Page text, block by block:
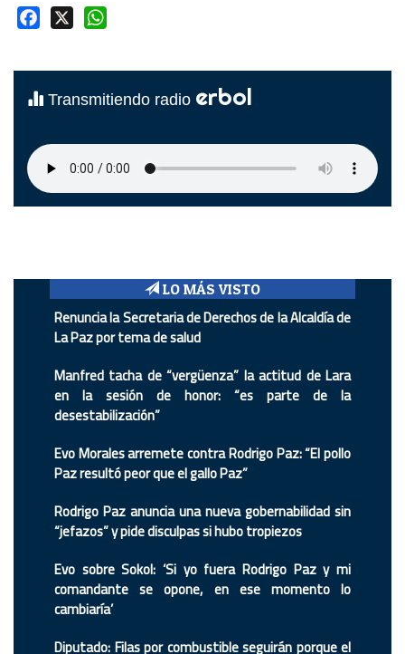
Facebook
Transmitiendo radio erbol
LO MÁS VISTO
Renuncia la Secretaria de Derechos de la Alcaldía de
La Paz por tema de salud
Manfred tacha de “vergüenza” la actitud de Lara
en la sesión de honor: “es parte de la
desestabilización”
Evo Morales arremete contra Rodrigo Paz: “El pollo
Paz resultó peor que el gallo Paz”
Rodrigo Paz anuncia una nueva gobernabilidad sin
“jefazos” y pide disculpas si hubo tropiezos
Evo sobre Sokol: ‘Si yo fuera Rodrigo Paz y mi
comandante se opone, en ese momento lo
cambiaría’
Diputado: Filas por combustible seguirán porque el